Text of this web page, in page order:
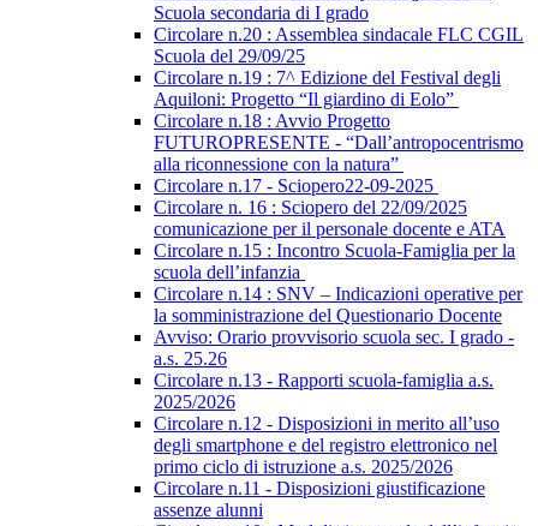
Scuola secondaria di I grado
Circolare n.20 : Assemblea sindacale FLC CGIL
Scuola del 29/09/25
Circolare n.19 : 7^ Edizione del Festival degli
Aquiloni: Progetto “Il giardino di Eolo”
Circolare n.18 : Avvio Progetto
FUTUROPRESENTE - “Dall’antropocentrismo
alla riconnessione con la natura”
Circolare n.17 - Sciopero22-09-2025
Circolare n. 16 : Sciopero del 22/09/2025
comunicazione per il personale docente e ATA
Circolare n.15 : Incontro Scuola-Famiglia per la
scuola dell’infanzia
Circolare n.14 : SNV – Indicazioni operative per
la somministrazione del Questionario Docente
Avviso: Orario provvisorio scuola sec. I grado -
a.s. 25.26
Circolare n.13 - Rapporti scuola-famiglia a.s.
2025/2026
Circolare n.12 - Disposizioni in merito all’uso
degli smartphone e del registro elettronico nel
primo ciclo di istruzione a.s. 2025/2026
Circolare n.11 - Disposizioni giustificazione
assenze alunni